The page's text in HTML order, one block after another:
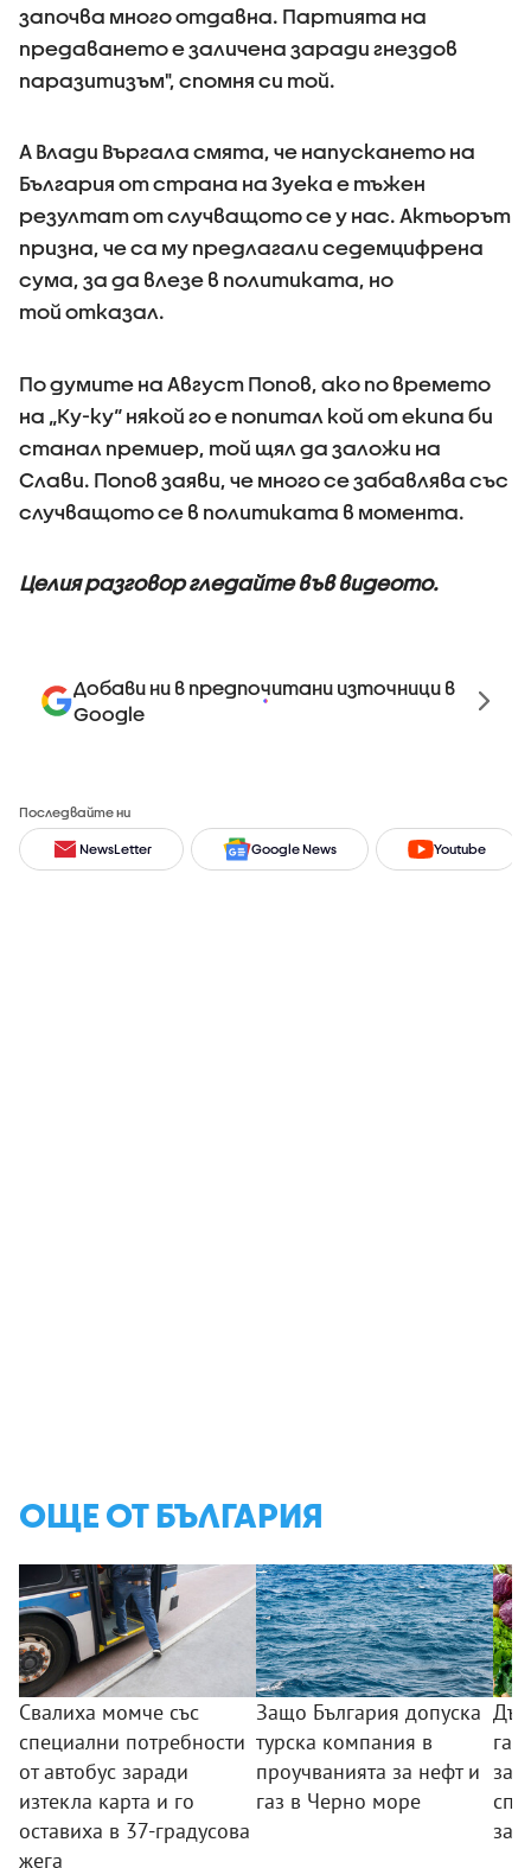
започва много отдавна. Партията на
предаването е заличена заради гнездов
паразитизъм", спомня си той.
А Влади Въргала смята, че напускането на
България от страна на Зуека е тъжен
резултат от случващото се у нас. Актьорът
призна, че са му предлагали седемцифрена
сума, за да влезе в политиката, но
той отказал.
По думите на Август Попов, ако по времето
на „Ку-ку“ някой го е попитал кой от екипа би
станал премиер, той щял да заложи на
Слави. Попов заяви, че много се забавлява със
случващото се в политиката в момента.
Целия разговор гледайте във видеото.
Добави ни в предпочитани източници в
Google
Последвайте ни
NewsLetter Google News Youtube
ОЩЕ ОТ БЪЛГАРИЯ
Свалиха момче със
специални потребности
от автобус заради
изтекла карта и го
оставиха в 37-градусова
жега
Защо България допуска
турска компания в
проучванията за нефт и
газ в Черно море
за
за